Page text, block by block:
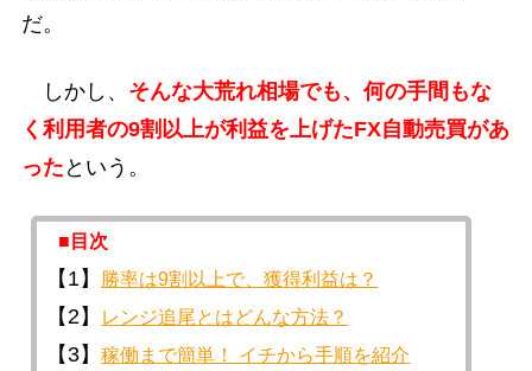
だ。
しかし、 そんな大荒れ相場でも、何の手間もな
く利用者の9割以上が利益を上げたFX自動売買があ
った という。
■目次
【1】 勝率は9割以上で、獲得利益は？
【2】 レンジ追尾とはどんな方法？
【3】稼働まで簡単！ イチから手順を紹介